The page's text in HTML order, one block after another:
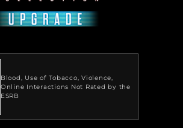
Blood Use of Tobacco Violence
Online Interactions Not Rated by the
ESRB